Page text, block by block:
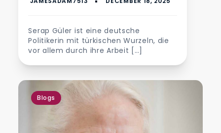
Serap Güler ist eine deutsche
Politikerin mit türkischen Wurzeln, die
vor allem durch ihre Arbeit […]
Blogs